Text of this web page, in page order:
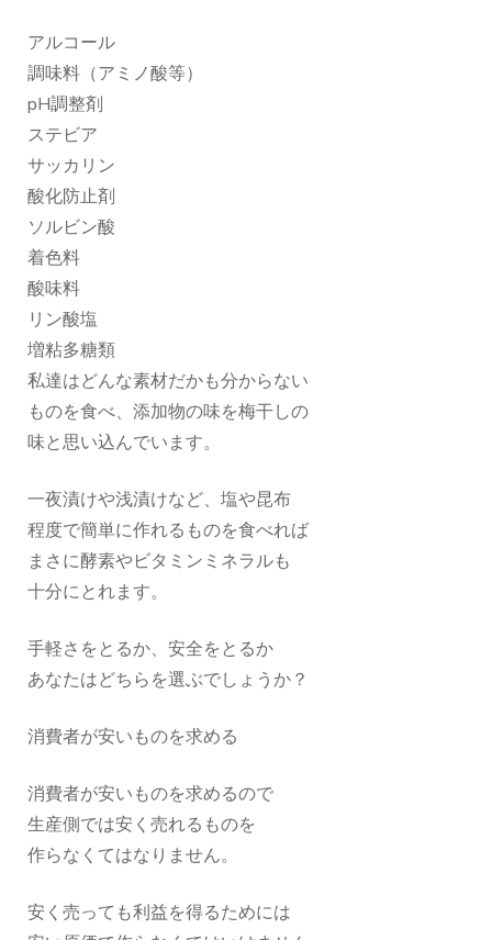
アルコール
調味料（アミノ酸等）
pH調整剤
ステビア
サッカリン
酸化防止剤
ソルビン酸
着色料
酸味料
リン酸塩
増粘多糖類
私達はどんな素材だかも分からない
ものを食べ、添加物の味を梅干しの
味と思い込んでいます。
一夜漬けや浅漬けなど、塩や昆布
程度で簡単に作れるものを食べれば
まさに酵素やビタミンミネラルも
十分にとれます。
手軽さをとるか、安全をとるか
あなたはどちらを選ぶでしょうか？
消費者が安いものを求める
消費者が安いものを求めるので
生産側では安く売れるものを
作らなくてはなりません。
安く売っても利益を得るためには